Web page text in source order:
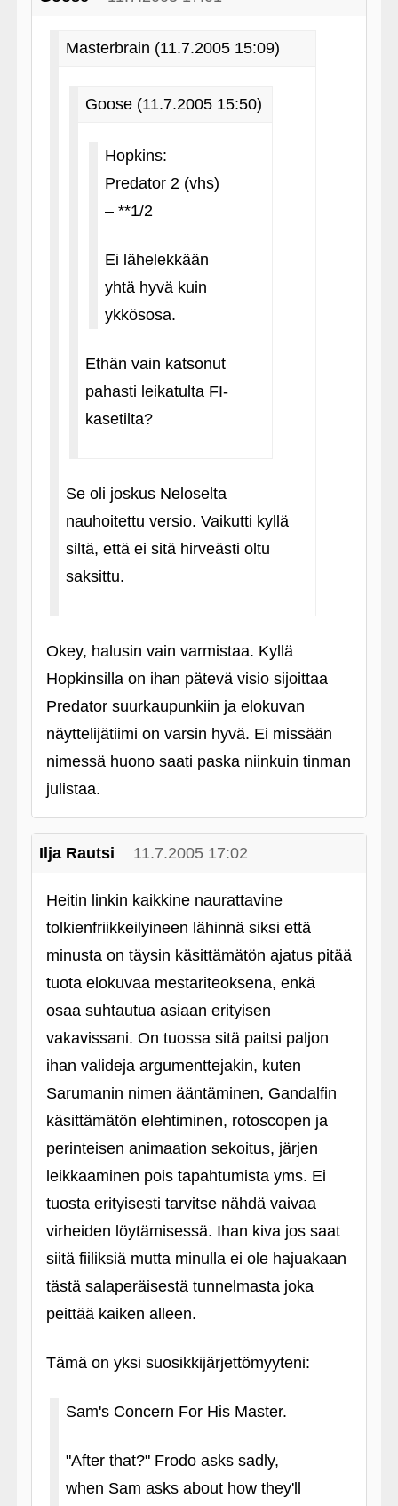
Masterbrain (11.7.2005 15:09)
Goose (11.7.2005 15:50)
Hopkins:
Predator 2 (vhs)
– **1/2
Ei lähelekkään
yhtä hyvä kuin
ykkösosa.
Ethän vain katsonut
pahasti leikatulta FI-
kasetilta?
Se oli joskus Neloselta
nauhoitettu versio. Vaikutti kyllä
siltä, että ei sitä hirveästi oltu
saksittu.
Okey, halusin vain varmistaa. Kyllä
Hopkinsilla on ihan pätevä visio sijoittaa
Predator suurkaupunkiin ja elokuvan
näyttelijätiimi on varsin hyvä. Ei missään
nimessä huono saati paska niinkuin tinman
julistaa.
Ilja Rautsi 11.7.2005 17:02
Heitin linkin kaikkine naurattavine
tolkienfriikkeilyineen lähinnä siksi että
minusta on täysin käsittämätön ajatus pitää
tuota elokuvaa mestariteoksena, enkä
osaa suhtautua asiaan erityisen
vakavissani. On tuossa sitä paitsi paljon
ihan valideja argumenttejakin, kuten
Sarumanin nimen ääntäminen, Gandalfin
käsittämätön elehtiminen, rotoscopen ja
perinteisen animaation sekoitus, järjen
leikkaaminen pois tapahtumista yms. Ei
tuosta erityisesti tarvitse nähdä vaivaa
virheiden löytämisessä. Ihan kiva jos saat
siitä fiiliksiä mutta minulla ei ole hajuakaan
tästä salaperäisestä tunnelmasta joka
peittää kaiken alleen.
Tämä on yksi suosikkijärjettömyyteni:
Sam's Concern For His Master.
"After that?" Frodo asks sadly,
when Sam asks about how they'll